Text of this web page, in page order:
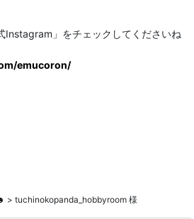
Instagram」をチェックしてくださいね
emucoron/
> tuchinokopanda_hobbyroom 様